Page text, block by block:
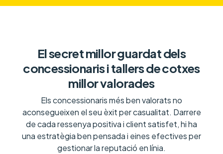
El secret millor guardat dels
concessionaris i tallers de cotxes
millor valorades
Els concessionaris més ben valorats no
aconsegueixen el seu èxit per casualitat. Darrere
de cada ressenya positiva i client satisfet, hi ha
una estratègia ben pensada i eines efectives per
gestionar la reputació en línia.